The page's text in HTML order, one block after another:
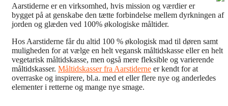
Aarstiderne er en virksomhed, hvis mission og værdier er
bygget på at genskabe den tætte forbindelse mellem dyrkningen af
jorden og glæden ved 100% økologiske måltider.
Hos Aarstiderne får du altid 100 % økologisk mad til døren samt
muligheden for at vælge en helt vegansk måltidskasse eller en helt
vegetarisk måltidskasse, men også mere fleksible og varierende
måltidskasser. Måltidskasser fra Aarstiderne er kendt for at
overraske og inspirere, bl.a. med et eller flere nye og anderledes
elementer i retterne og mange nye smage.